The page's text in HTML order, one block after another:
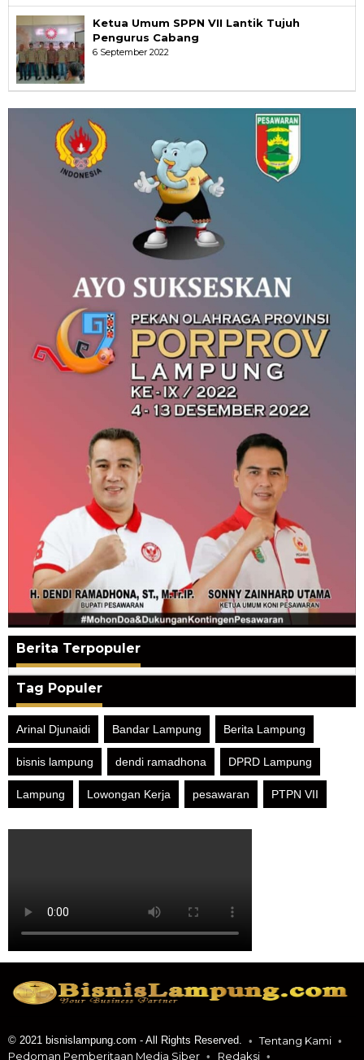
Ketua Umum SPPN VII Lantik Tujuh
Pengurus Cabang
6 September 2022
Berita Terpopuler
Tag Populer
Arinal Djunaidi Bandar Lampung Berita Lampung
bisnis lampung dendi ramadhona DPRD Lampung
Lampung Lowongan Kerja pesawaran PTPN VII
© 2021 bisnislampung.com - All Rights Reserved.
Tentang Kami
Pedoman Pemberitaan Media Siber
Redaksi